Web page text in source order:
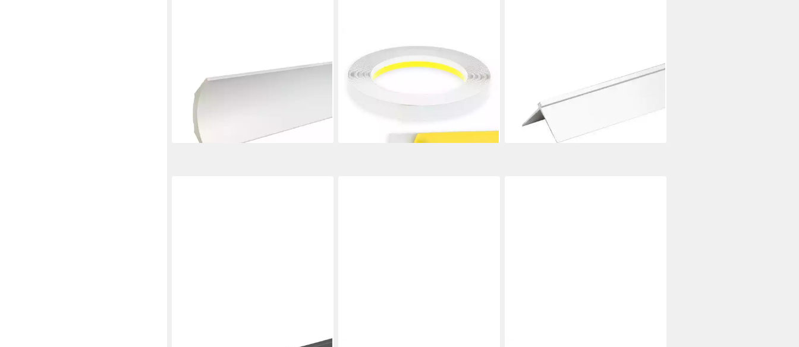
2000 mm, modern, kleben,
schrauben, nageln, Kunststoff, 1-St.
21,15 €
(10,58 €/ 1 m)
Fensterleiste PVC-Flachleiste, 30mm
ohne Lippe,selbstklebend,Zierleisten
zur Montage, Kunststoff, Farbe: Weiß
Nageln, Kleben, Schrauben,
36,55 €
(14,06 €/ 1 m)
lieferbar - in 2-3 Werktagen bei dir